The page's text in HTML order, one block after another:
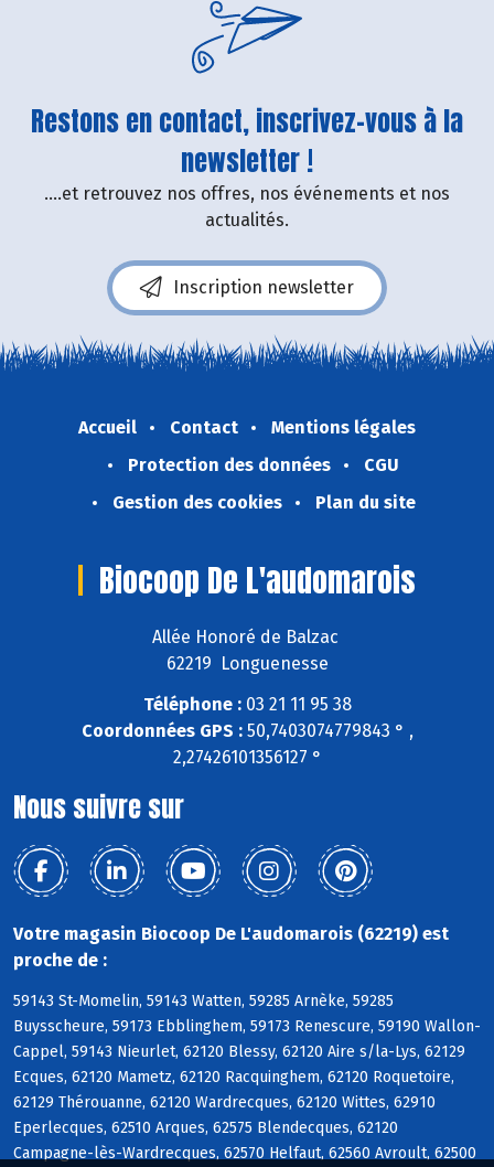
Restons en contact, inscrivez-vous à la
newsletter !
....et retrouvez nos offres, nos événements et nos
actualités.
Inscription newsletter
Accueil Contact
Mentions légales
Protection des données
CGU
Gestion des cookies
Plan du site
Biocoop De L'audomarois
Allée Honoré de Balzac
62219 Longuenesse
Téléphone :03 21 11 95 38
Coordonnées GPS :50,7403074779843 ° ,
2,27426101356127 °
Nous suivre sur
Votre magasin Biocoop De L'audomarois (62219) est
proche de :
59143 St-Momelin, 59143 Watten, 59285 Arnèke, 59285
Buysscheure, 59173 Ebblinghem, 59173 Renescure, 59190 Wallon-
Cappel, 59143 Nieurlet, 62120 Blessy, 62120 Aire s/la-Lys, 62129
Ecques, 62120 Mametz, 62120 Racquinghem, 62120 Roquetoire,
62129 Thérouanne, 62120 Wardrecques, 62120 Wittes, 62910
Eperlecques, 62510 Arques, 62575 Blendecques, 62120
Campagne-lès-Wardrecques, 62570 Helfaut, 62560 Avroult, 62500